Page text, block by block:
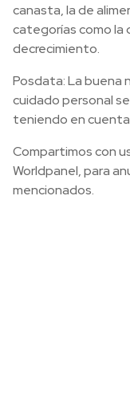
canasta, la de
categorías como la
decrecimiento.
Posdata:La buena
cuidado personal
teniendo en cuenta
Compartimos con
Worldpanel, para
mencionados.